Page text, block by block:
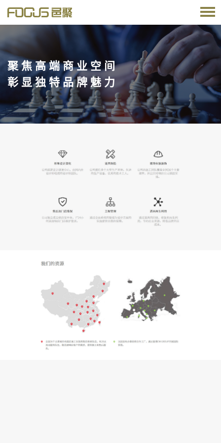
聚 焦 高 端 商 业 空 间
彰 显 独 特 品 牌 魅 力